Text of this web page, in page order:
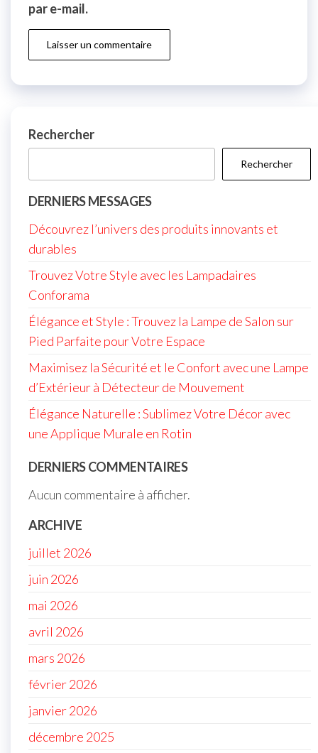
par e-mail.
Rechercher
Rechercher
DERNIERS MESSAGES
Découvrez l’univers des produits innovants et
durables
Trouvez Votre Style avec les Lampadaires
Conforama
Élégance et Style : Trouvez la Lampe de Salon sur
Pied Parfaite pour Votre Espace
Maximisez la Sécurité et le Confort avec une Lampe
d’Extérieur à Détecteur de Mouvement
Élégance Naturelle : Sublimez Votre Décor avec
une Applique Murale en Rotin
DERNIERS COMMENTAIRES
Aucun commentaire à afficher.
ARCHIVE
juillet 2026
juin 2026
mai 2026
avril 2026
mars 2026
février 2026
janvier 2026
décembre 2025